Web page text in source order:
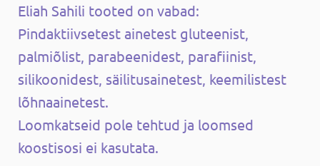
Eliah Sahili tooted on vabad:
Pindaktiivsetest ainetest gluteenist,
palmiõlist, parabeenidest, parafiinist,
silikoonidest, säilitusainetest, keemilistest
lõhnaainetest.
Loomkatseid pole tehtud ja loomsed
koostisosi ei kasutata.